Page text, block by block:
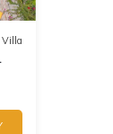
Villa